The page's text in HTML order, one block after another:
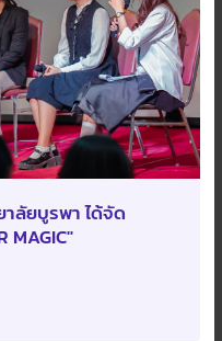
ลัยบูรพา ได้จัด
MAGIC"